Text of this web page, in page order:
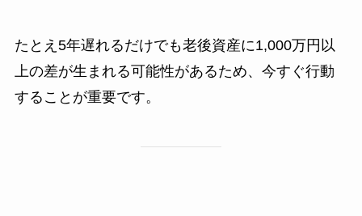
たとえ5年遅れるだけでも老後資産に1,000万円以
上の差が生まれる可能性があるため、今すぐ行動
することが重要です。